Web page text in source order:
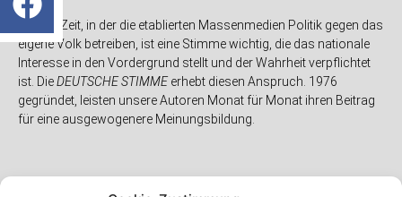
In einer Zeit, in der die etablierten Massenmedien Politik gegen das
eigene Volk betreiben, ist eine Stimme wichtig, die das nationale
Interesse in den Vordergrund stellt und der Wahrheit verpflichtet
ist. DieDEUTSCHE STIMMEerhebt diesen Anspruch. 1976
gegründet, leisten unsere Autoren Monat für Monat ihren Beitrag
für eine ausgewogenere Meinungsbildung.